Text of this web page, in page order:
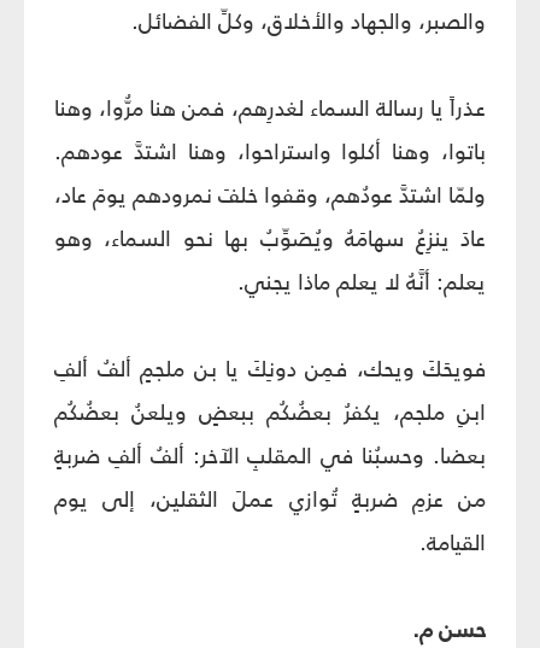
والصبر، والجهاد والأخلاق، وكلِّ الفضائل.
عذراً يا رسالة السماء لغدرِهم، فمن هنا مرُّوا، وهنا
باتوا، وهنا أكلوا واستراحوا، وهنا اشتدَّ عودهم.
ولمّا اشتدَّ عودُهم، وقفوا خلفَ نمرودهم يومَ عاد،
عادَ ينزِعُ سهامَهُ ويُصَوِّبُ بها نحو السماء، وهو
يعلم: أنَّهُ لا يعلم ماذا يجني.
فويحَكَ ويحك، فمِن دونِكَ يا بن ملجمٍ ألفُ ألفِ
ابنِ ملجم، يكفرُ بعضُكُم ببعضٍ ويلعنُ بعضُكُم
بعضا. وحسبُنا في المقلبِ الآخر: ألفُ ألفِ ضربةٍ
من عزمِ ضربةٍ تُوازي عملَ الثقلين، إلى يوم
القيامة.
حسن م.